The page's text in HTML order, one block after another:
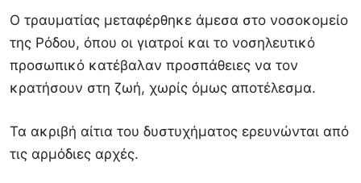
Ο τραυματίας μεταφέρθηκε άμεσα στο νοσοκομείο
της Ρόδου, όπου οι γιατροί και το νοσηλευτικό
προσωπικό κατέβαλαν προσπάθειες να τον
κρατήσουν στη ζωή, χωρίς όμως αποτέλεσμα.
Τα ακριβή αίτια του δυστυχήματος ερευνώνται από
τις αρμόδιες αρχές.